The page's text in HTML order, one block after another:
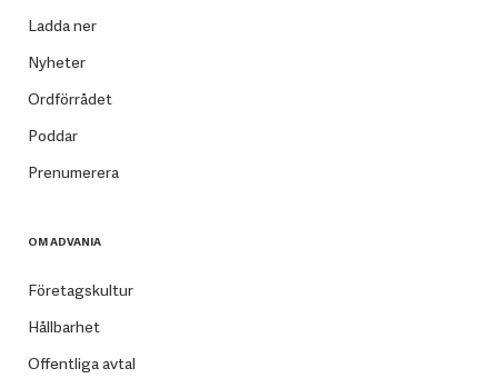
Ladda ner
Nyheter
Ordförrådet
Poddar
Prenumerera
OM ADVANIA
Företagskultur
Hållbarhet
Offentliga avtal